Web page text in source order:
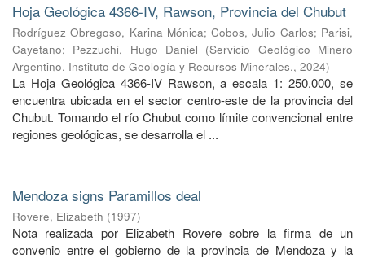
Hoja Geológica 4366-IV, Rawson, Provincia del Chubut
Rodríguez Obregoso, Karina Mónica;Cobos, Julio Carlos; Parisi,
Cayetano; Pezzuchi, Hugo Daniel (Servicio Geológico Minero
Argentino. Instituto de Geología y Recursos Minerales., 2024)
La Hoja Geológica 4366-IV Rawson, a escala 1: 250.000, se
encuentra ubicada en el sector centro-este de la provincia del
Chubut. Tomando el río Chubut como límite convencional entre
regiones geológicas, se desarrolla el ...
Mendoza signs Paramillos deal
Rovere, Elizabeth (1997)
Nota realizada por Elizabeth Rovere sobre la firma de un
convenio entre el gobierno de la provincia de Mendoza y la